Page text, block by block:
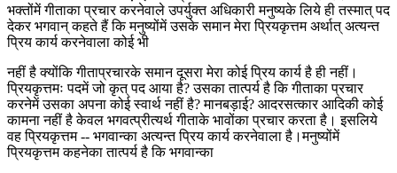
भक्तोंमें गीताका प्रचार करनेवाले उपर्युक्त अधिकारी मनुष्यके लिये ही तस्मात् पद
देकर भगवान् कहते हैं कि मनुष्योंमें उसके समान मेरा प्रियकृत्तम अर्थात् अत्यन्त
प्रिय कार्य करनेवाला कोई भी
नहीं है क्योंकि गीताप्रचारके समान दूसरा मेरा कोई प्रिय कार्य है ही नहीं।
प्रियकृत्तमः पदमें जो कृत् पद आया है? उसका तात्पर्य है कि गीताका प्रचार
करनेमें उसका अपना कोई स्वार्थ नहीं है? मानबड़ाई? आदरसत्कार आदिकी कोई
कामना नहीं है केवल भगवत्प्रीत्यर्थ गीताके भावोंका प्रचार करता है। इसलिये
वह प्रियकृत्तम -- भगवान्का अत्यन्त प्रिय कार्य करनेवाला है।मनुष्योंमें
प्रियकृत्तम कहनेका तात्पर्य है कि भगवान्का